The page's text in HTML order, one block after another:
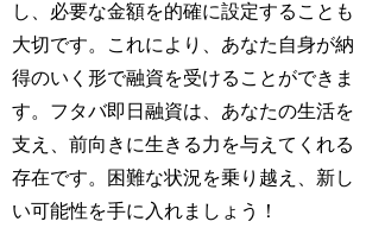
し、必要な金額を的確に設定することも
大切です。これにより、あなた自身が納
得のいく形で融資を受けることができま
す。フタバ即日融資は、あなたの生活を
支え、前向きに生きる力を与えてくれる
存在です。困難な状況を乗り越え、新し
い可能性を手に入れましょう！